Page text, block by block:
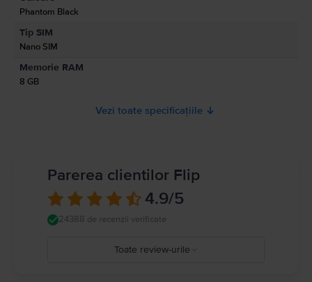
Informatii privind avertismentele de siguranta cu privire la produs.
A se citi manualul
Phantom Black
Tip SIM
Nano SIM
Memorie RAM
8 GB
Vezi toate specificațiile
Parerea clientilor Flip
4.9/5
24388 de recenzii verificate
Toate review-urile